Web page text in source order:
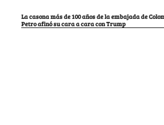
La casona más de 100 años de la embajada de
Petro afinó su cara a cara con Trump